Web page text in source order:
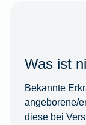
Was ist
Bekannte
angeborene/
diese bei